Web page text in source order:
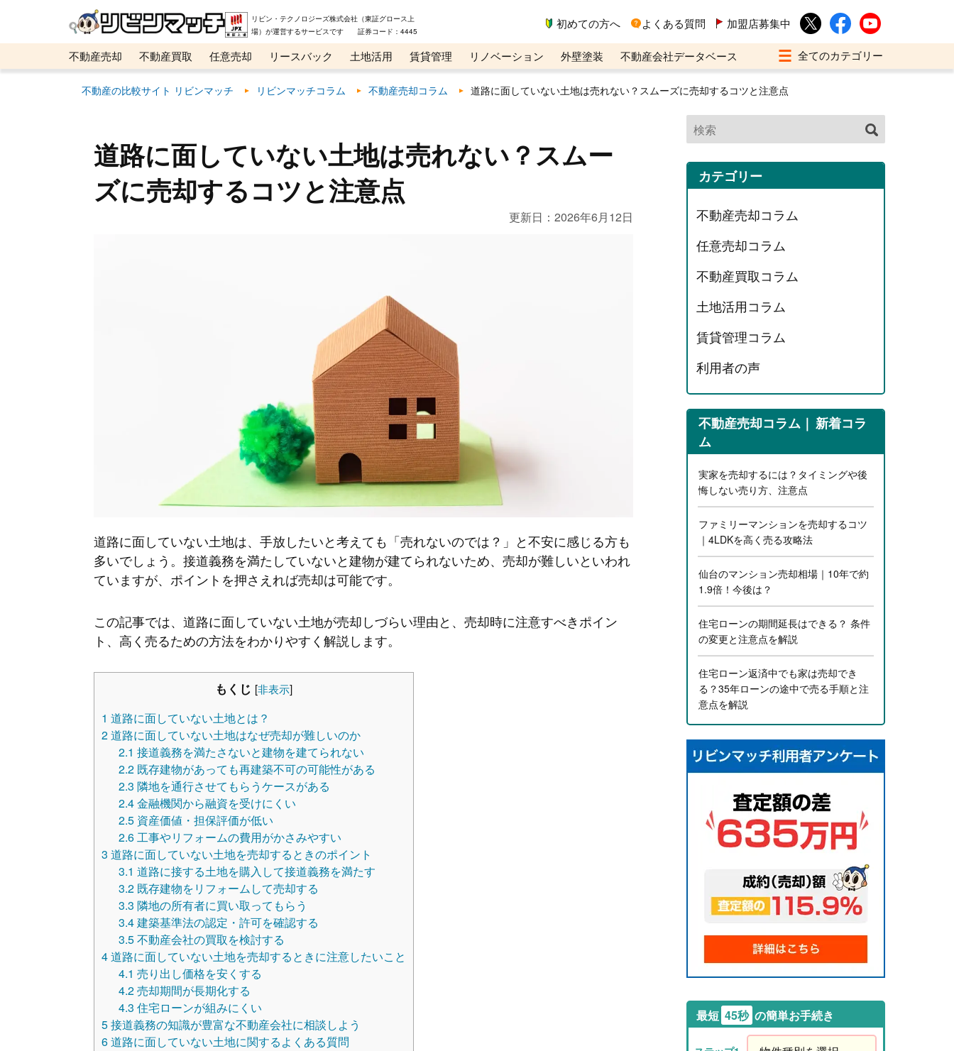
リビン・テクノロジーズ株式会社（東証グロース上
場）が運営するサービスです 証券コード：4445
初めての方へ よくある質問 加盟店募集中
不動産売却 不動産買取 任意売却 リースバック 土地活用 賃貸管理 リノベーション 外壁塗装
不動産会社データベース
メタ住宅展示場
ベスト不動産カンパニー オンライン講座 リビンマガジンBiz
不動産の比較サイト リビンマッチ リビンマッチコラム 不動産売却コラム 道路に面していない土地は売れない？スムーズに売却するコツと注意点
道路に面していない土地は売れない？スムー
ズに売却するコツと注意点
更新日： 2026年6月12日
道路に面していない土地は、手放したいと考えても「売れないのでは？」と不安に感じる方も
多いでしょう。接道義務を満たしていないと建物が建てられないため、売却が難しいといわれ
ていますが、ポイントを押さえれば売却は可能です。
この記事では、道路に面していない土地が売却しづらい理由と、売却時に注意すべきポイン
ト、高く売るための方法をわかりやすく解説します。
もくじ [非表示]
1 道路に面していない土地とは？
2道路に面していない土地はなぜ売却が難しいのか
2.1 接道義務を満たさないと建物を建てられない
2.2 既存建物があっても再建築不可の可能性がある
2.3 隣地を通行させてもらうケースがある
2.4金融機関から融資を受けにくい
2.5 資産価値・担保評価が低い
2.6工事やリフォームの費用がかさみやすい
3 道路に面していない土地を売却するときのポイント
3.1 道路に接する土地を購入して接道義務を満たす
3.2 既存建物をリフォームして売却する
3.3 隣地の所有者に買い取ってもらう
3.4建築基準法の認定・許可を確認する
3.5不動産会社の買取を検討する
4道路に面していない土地を売却するときに注意したいこと
4.1 売り出し価格を安くする
4.2売却期間が長期化する
4.3 住宅ローンが組みにくい
5接道義務の知識が豊富な不動産会社に相談しよう
6道路に面していない土地に関するよくある質問
カテゴリー
不動産売却コラム
任意売却コラム
不動産買取コラム
土地活用コラム
賃貸管理コラム
利用者の声
不動産売却コラム
新着コラ
ム
実家を売却するには？タイミングや後
悔しない売り方、注意点
ファミリーマンションを売却するコツ
｜4LDKを高く売る攻略法
仙台のマンション売却相場｜10年で約
1.9倍！今後は？
住宅ローンの期間延長はできる？ 条件
の変更と注意点を解説
住宅ローン返済中でも家は売却でき
る？35年ローンの途中で売る手順と注
意点を解説
最短 45秒 の簡単お手続き